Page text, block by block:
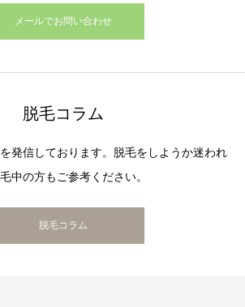
メールでお問い合わせ
脱毛コラム
発信しております。脱毛をしようか迷われ
中の方もご参考ください。
脱毛コラム